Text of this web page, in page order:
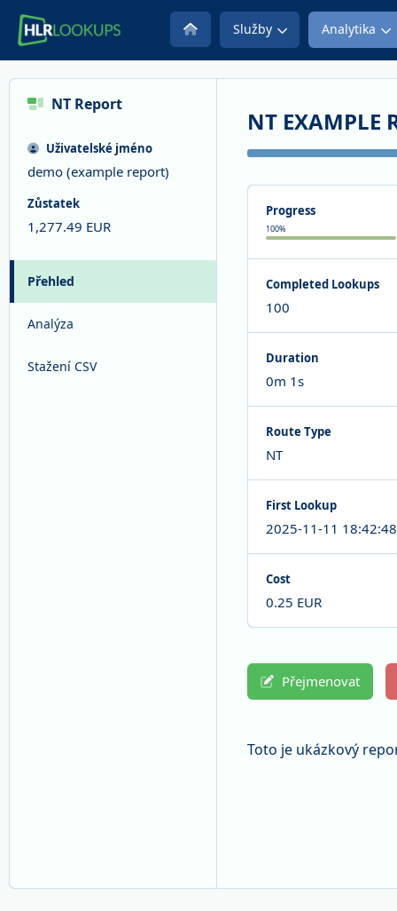
Služby Analytika
NT Report
Uživatelské jméno
demo (example report)
Zůstatek
1,277.49 EUR
Přehled
Analýza
Stažení CSV
NT EXAMPLE
Progress
100%
Completed Lookups
100
Duration
0m 1s
Route Type
NT
First Lookup
2025-11-11 18:42:48
Cost
0.25 EUR
Přejmenovat
Toto je ukázkový